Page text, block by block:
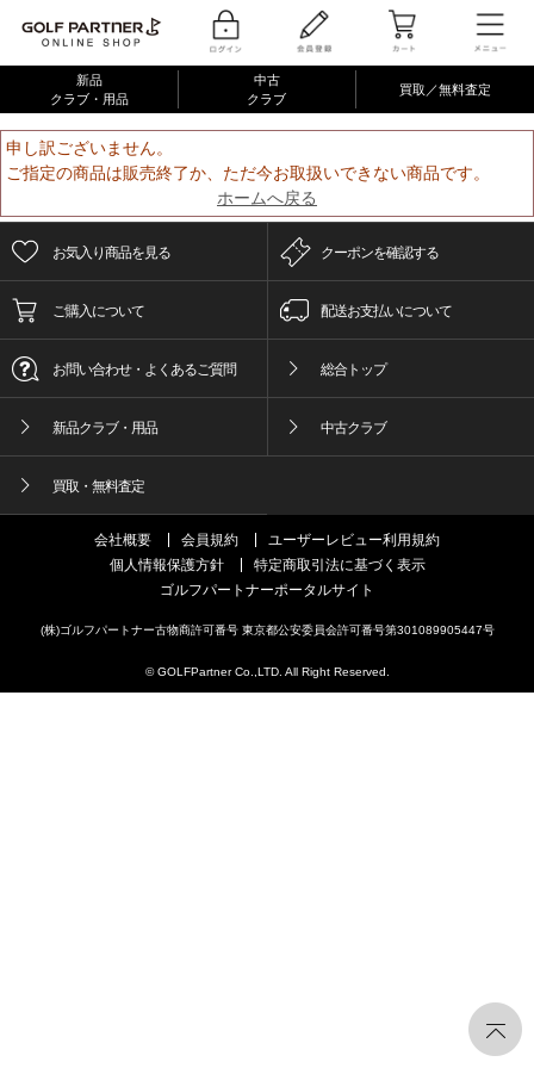
新品
クラブ・用品
中古
クラブ
買取／無料査定
申し訳ございません。
ご指定の商品は販売終了か、ただ今お取扱いできない商品です。
ホームへ戻る
お気入り商品を見る クーポンを確認する
ご購入について 配送お支払いについて
お問い合わせ・よくあるご質問 総合トップ
新品クラブ・用品 中古クラブ
買取・無料査定
会社概要 会員規約
ユーザーレビュー利用規約
個人情報保護方針
特定商取引法に基づく表示
ゴルフパートナーポータルサイト
(株)ゴルフパートナー古物商許可番号 東京都公安委員会許可番号第301089905447号
© GOLFPartner Co.,LTD. All Right Reserved.